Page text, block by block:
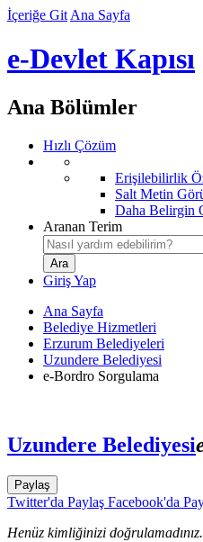
İçeriğe Git Ana Sayfa
e-Devlet Kapısı
Ana Bölümler
Hızlı Çözüm
Erişilebilirlik
Salt Metin
Daha Belirgin
Aranan Terim
Giriş Yap
Ana Sayfa
Belediye Hizmetleri
Erzurum Belediyeleri
Uzundere Belediyesi
e-Bordro Sorgulama
Uzundere Belediyesi
Paylaş
Twitter'da Paylaş Facebook'da
Henüz kimliğinizi